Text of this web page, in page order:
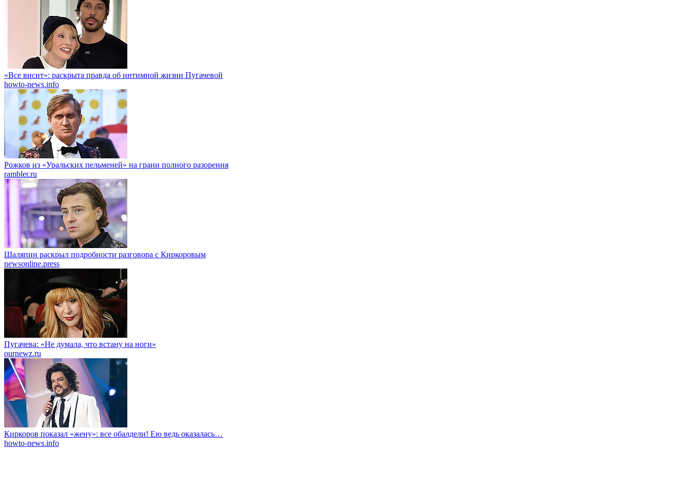
«Все висит»: раскрыта правда об интимной жизни Пугачевой
howto-news.info
Рожков из «Уральских пельменей» на грани полного разорения
rambler.ru
Шаляпин раскрыл подробности разговора с Киркоровым
newsonline.press
Пугачева: «Не думала, что встану на ноги»
ournewz.ru
Киркоров показал «жену»: все обалдели! Ею ведь оказалась…
howto-news.info